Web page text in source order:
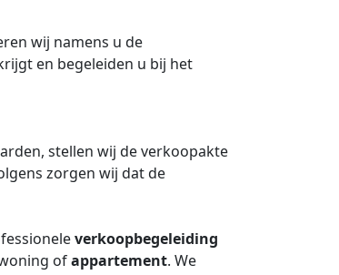
wij namens u de
en begeleiden u bij het
stellen wij de verkoopakte
zorgen wij dat de
verkoopbegeleiding
ofappartement. We